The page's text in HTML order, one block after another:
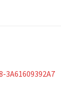
3A61609392A7